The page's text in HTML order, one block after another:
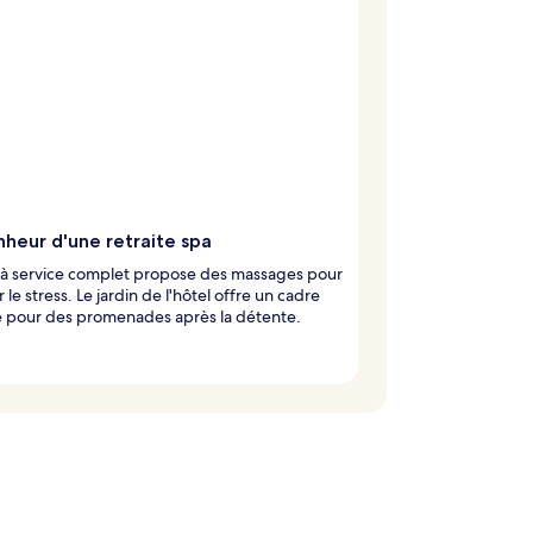
d'une retraite spa
service complet propose des massages pour
le stress. Le jardin de l'hôtel offre un cadre
pour des promenades après la détente.